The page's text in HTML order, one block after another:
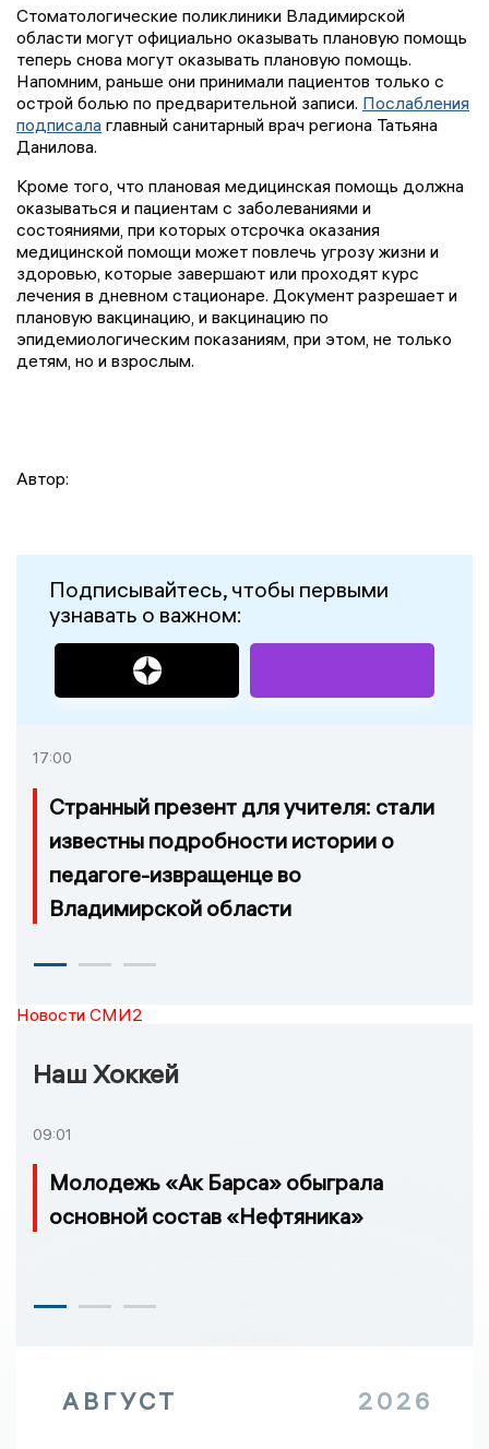
Стоматологические поликлиники Владимирской
области могут официально оказывать плановую помощь
теперь снова могут оказывать плановую помощь.
Напомним, раньше они принимали пациентов только с
острой болью по предварительной записи. Послабления
подписала главный санитарный врач региона Татьяна
Данилова.
Кроме того, что плановая медицинская помощь должна
оказываться и пациентам с заболеваниями и
состояниями, при которых отсрочка оказания
медицинской помощи может повлечь угрозу жизни и
здоровью, которые завершают или проходят курс
лечения в дневном стационаре. Документ разрешает и
плановую вакцинацию, и вакцинацию по
эпидемиологическим показаниям, при этом, не только
детям, но и взрослым.
Автор:
Подписывайтесь, чтобы первыми
узнавать о важном:
17:00
Странный презент для учителя: стали
известны подробности истории о
педагоге-извращенце во
Владимирской области
Новости СМИ2
Наш Хоккей
09:01
Молодежь «Ак Барса» обыграла
основной состав «Нефтяника»
АВГУСТ 2026